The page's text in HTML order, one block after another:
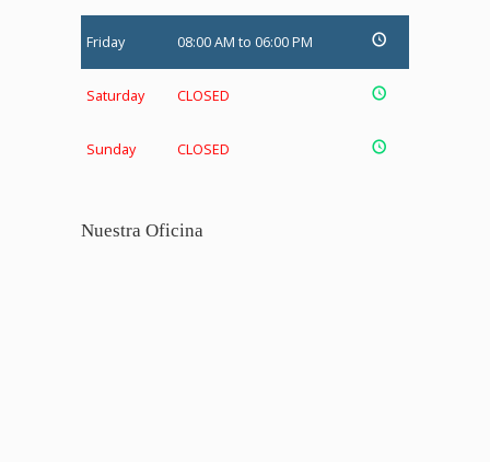
Friday 08:00 AM to 06:00 PM
Saturday CLOSED
Sunday CLOSED
Nuestra Oficina